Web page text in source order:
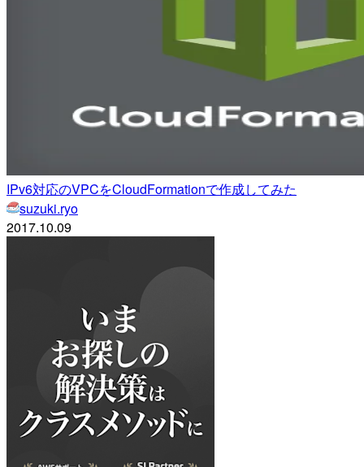
IPv6対応のVPCをCloudFormationで作成してみた
suzuki.ryo
2017.10.09